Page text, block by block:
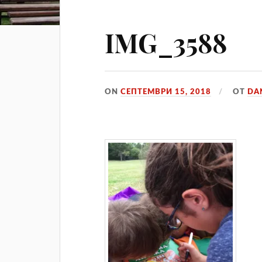
IMG_3588
ONСЕПТЕМВРИ 15, 2018 ОТ